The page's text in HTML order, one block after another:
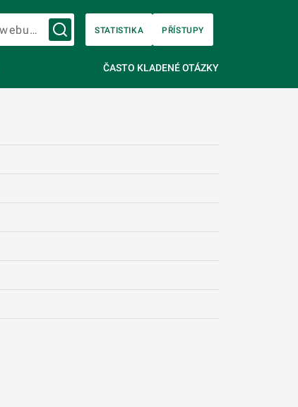
Vyhledávání na webu…
STATISTIKA PŘÍSTUPY
ČASTO KLADENÉ OTÁZKY